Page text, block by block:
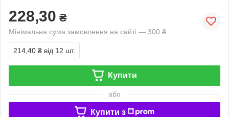
228,30 ₴
Мінімальна сума замовлення на сайті — 300 ₴
214,40 ₴ від 12 шт.
Купити
або
Купити з